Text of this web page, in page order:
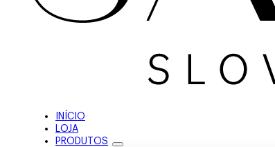
INÍCIO
LOJA
PRODUTOS